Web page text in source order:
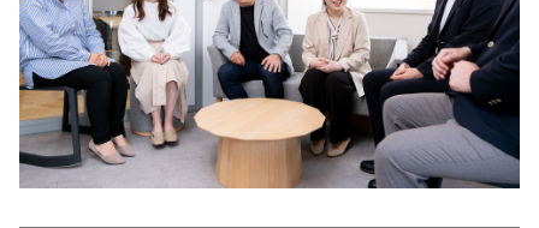
就活成功ガイド
プラン
個人向けプラン
法人向けプラン
学校向けプラン